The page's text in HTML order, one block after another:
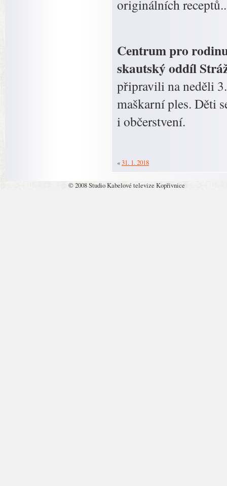
originálních receptů..
Centrum pro
skautský oddíl
připravili na neděli
maškarní ples. Děti
i občerstvení.
«31. 1. 2018
© 2008 Studio Kabelové televize Kopřivnice